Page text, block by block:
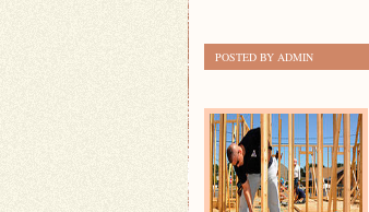
POSTED BY ADMIN